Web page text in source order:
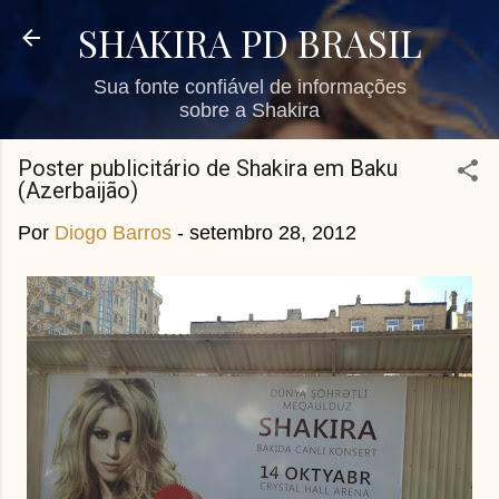
Pular para o conteúdo principal
SHAKIRA PD BRASIL
Sua fonte confiável de informações
sobre a Shakira
Poster publicitário de Shakira em Baku
(Azerbaijão)
Por Diogo Barros - setembro 28, 2012